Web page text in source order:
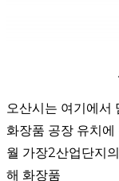
오산시는 여기에서
화장품 공장 유치
월 가장2산업단지
해 화장품